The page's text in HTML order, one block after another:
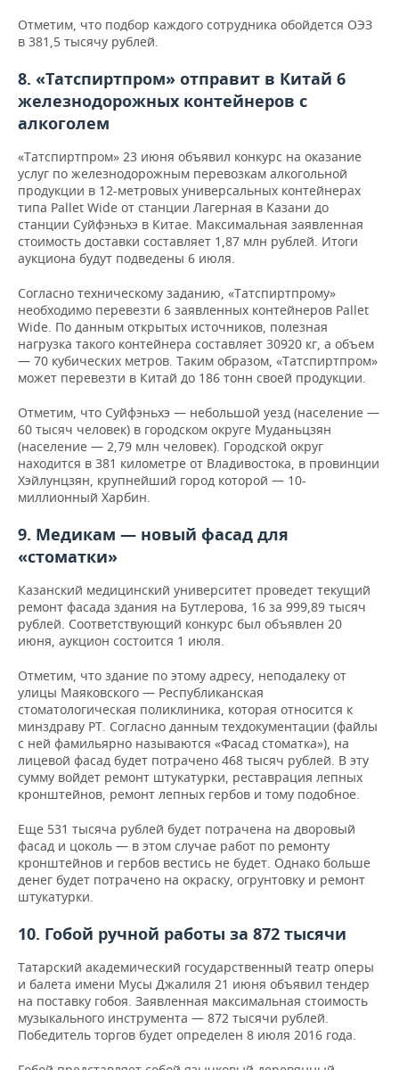
Отметим, что подбор каждого сотрудника обойдется ОЭЗ
в 381,5 тысячу рублей.
8. «Татспиртпром» отправит в Китай 6
железнодорожных контейнеров с
алкоголем
«Татспиртпром» 23 июня объявил конкурс на оказание
услуг по железнодорожным перевозкам алкогольной
продукции в 12-метровых универсальных контейнерах
типа Pallet Wide от станции Лагерная в Казани до
станции Суйфэньхэ в Китае. Максимальная заявленная
стоимость доставки составляет 1,87 млн рублей. Итоги
аукциона будут подведены 6 июля.
Согласно техническому заданию, «Татспиртпрому»
необходимо перевезти 6 заявленных контейнеров Pallet
Wide. По данным открытых источников, полезная
нагрузка такого контейнера составляет 30920 кг, а объем
— 70 кубических метров. Таким образом, «Татспиртпром»
может перевезти в Китай до 186 тонн своей продукции.
Отметим, что Суйфэньхэ — небольшой уезд (население —
60 тысяч человек) в городском округе Муданьцзян
(население — 2,79 млн человек). Городской округ
находится в 381 километре от Владивостока, в провинции
Хэйлунцзян, крупнейший город которой — 10-
миллионный Харбин.
9. Медикам — новый фасад для
«стоматки»
Казанский медицинский университет проведет текущий
ремонт фасада здания на Бутлерова, 16 за 999,89 тысяч
рублей. Соответствующий конкурс был объявлен 20
июня, аукцион состоится 1 июля.
Отметим, что здание по этому адресу, неподалеку от
улицы Маяковского — Республиканская
стоматологическая поликлиника, которая относится к
минздраву РТ. Согласно данным техдокументации (файлы
с ней фамильярно называются «Фасад стоматка»), на
лицевой фасад будет потрачено 468 тысяч рублей. В эту
сумму войдет ремонт штукатурки, реставрация лепных
кронштейнов, ремонт лепных гербов и тому подобное.
Еще 531 тысяча рублей будет потрачена на дворовый
фасад и цоколь — в этом случае работ по ремонту
кронштейнов и гербов вестись не будет. Однако больше
денег будет потрачено на окраску, огрунтовку и ремонт
штукатурки.
10. Гобой ручной работы за 872 тысячи
Татарский академический государственный театр оперы
и балета имени Мусы Джалиля 21 июня объявил тендер
на поставку гобоя. Заявленная максимальная стоимость
музыкального инструмента — 872 тысячи рублей.
Победитель торгов будет определен 8 июля 2016 года.